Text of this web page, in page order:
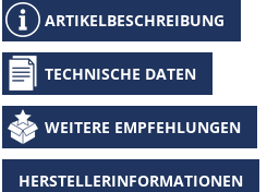
ARTIKELBESCHREIBUNG
TECHNISCHE DATEN
WEITERE EMPFEHLUNGEN
HERSTELLERINFORMATIONEN